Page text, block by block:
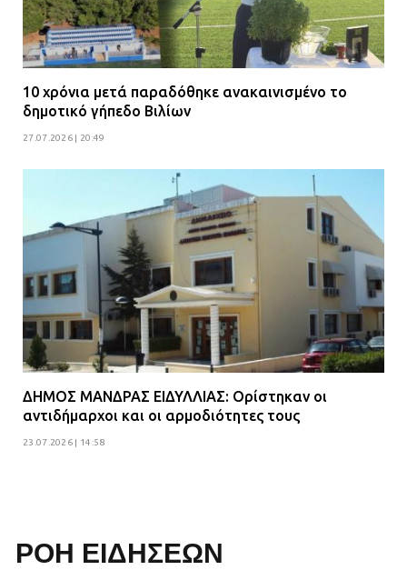
10 χρόνια μετά παραδόθηκε ανακαινισμένο το
δημοτικό γήπεδο Βιλίων
27.07.2026 | 20:49
ΔΗΜΟΣ ΜΑΝΔΡΑΣ ΕΙΔΥΛΛΙΑΣ: Ορίστηκαν οι
αντιδήμαρχοι και οι αρμοδιότητες τους
23.07.2026 | 14:58
ΡΟΗ ΕΙΔΗΣΕΩΝ